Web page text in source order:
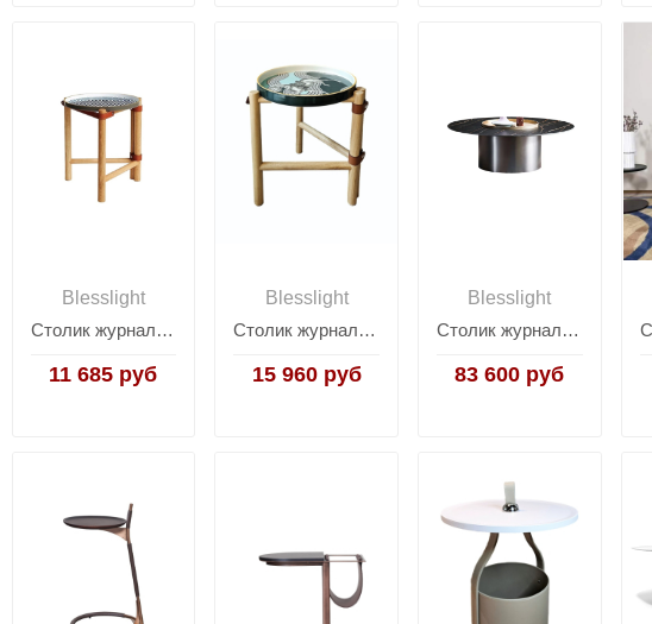
Blesslight
Столик журнальный Les Trotteuses
11 685 руб
Blesslight
Столик журнальный Les Trotteuses Horse
15 960 руб
Blesslight
Столик журнальный Vecoli L
83 600 руб